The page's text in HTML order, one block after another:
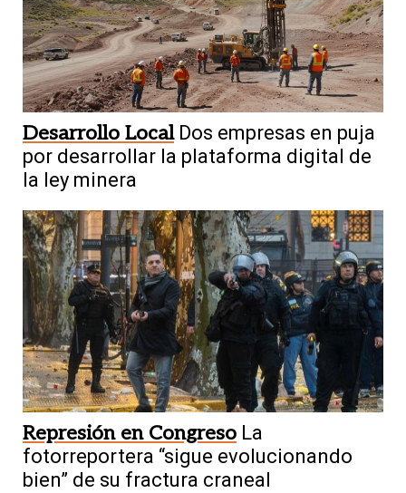
Desarrollo Local Dos empresas en puja
por desarrollar la plataforma digital de
la ley minera
Represión en Congreso La
fotorreportera “sigue evolucionando
bien” de su fractura craneal